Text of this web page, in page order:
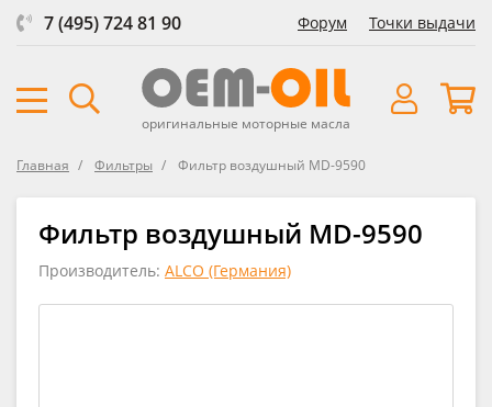
7 (495) 724 81 90 Форум Точки выдачи
оригинальные моторные масла
Главная Фильтры Фильтр воздушный MD-9590
Фильтр воздушный MD-9590
Производитель: ALCO (Германия)